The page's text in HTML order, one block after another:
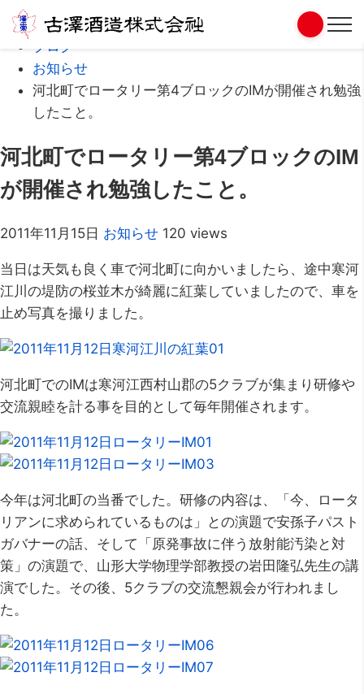
Home
ブログ
お知らせ
河北町でロータリー第4ブロックのIMが開催され勉強
したこと。
河北町でロータリー第4ブロックのIM
が開催され勉強したこと。
2011年11月15日 お知らせ 120 views
当日は天気も良く車で河北町に向かいましたら、途中寒河
江川の堤防の桜並木が綺麗に紅葉していましたので、車を
止め写真を撮りました。
河北町でのIMは寒河江西村山郡の5クラブが集まり研修や
交流親睦を計る事を目的として毎年開催されます。
今年は河北町の当番でした。研修の内容は、「今、ロータ
リアンに求められているものは」との演題で安孫子パスト
ガバナーの話、そして「原発事故に伴う放射能汚染と対
策」の演題で、山形大学物理学部教授の岩田隆弘先生の講
演でした。その後、5クラブの交流懇親会が行われまし
た。